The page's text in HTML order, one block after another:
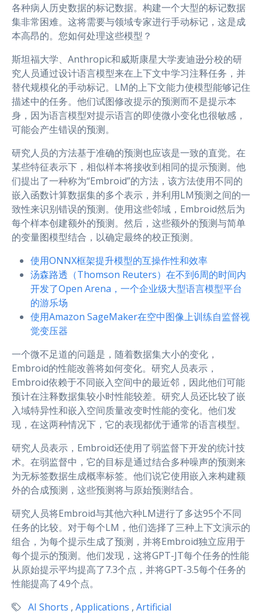
各种病人历史数据的标记数据。构建一个大型的标记数据
集非常困难。这将需要与领域专家进行手动标记，这是成
本高昂的。您如何处理这些模型？
斯坦福大学、Anthropic和威斯康星大学麦迪逊分校的研
究人员通过设计语言模型来在上下文中学习注释任务，并
替代规模化的手动标记。LM的上下文能力使模型能够记住
描述中的任务。他们试图修改提示的预测而不是提示本
身，因为语言模型对提示语言的即使微小变化也很敏感，
可能会产生错误的预测。
研究人员的方法基于准确的预测也应该是一致的直觉。在
某些特征表示下，相似样本将接收到相同的提示预测。他
们提出了一种称为“Embroid”的方法，该方法使用不同的
嵌入函数计算数据集的多个表示，并利用LM预测之间的一
致性来识别错误的预测。使用这些邻域，Embroid然后为
每个样本创建额外的预测。然后，这些额外的预测与简单
的变量图模型结合，以确定最终的校正预测。
使用ONNX框架提升模型的互操作性和效率
汤森路透（Thomson Reuters）在不到6周的时间内
开发了Open Arena，一个企业级大型语言模型平台
的游乐场
使用Amazon SageMaker在空中图像上训练自监督视
觉变压器
一个微不足道的问题是，随着数据集大小的变化，
Embroid的性能改善将如何变化。研究人员表示，
Embroid依赖于不同嵌入空间中的最近邻，因此他们可能
预计在注释数据集较小时性能较差。研究人员还比较了嵌
入域特异性和嵌入空间质量改变时性能的变化。他们发
现，在这两种情况下，它的表现都优于通常的语言模型。
研究人员表示，Embroid还使用了弱监督下开发的统计技
术。在弱监督中，它的目标是通过结合多种噪声的预测来
为无标签数据生成概率标签。他们说它使用嵌入来构建额
外的合成预测，这些预测将与原始预测结合。
研究人员将Embroid与其他六种LM进行了多达95个不同
任务的比较。对于每个LM，他们选择了三种上下文演示的
组合，为每个提示生成了预测，并将Embroid独立应用于
每个提示的预测。他们发现，这将GPT-JT每个任务的性能
从原始提示平均提高了7.3个点，并将GPT-3.5每个任务的
性能提高了4.9个点。
AI Shorts , Applications , Artificial